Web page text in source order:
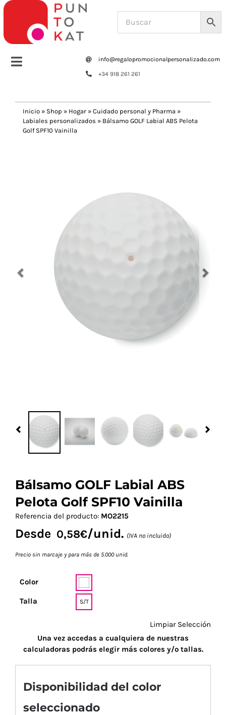
Saltar
contenido
Toggle
Tazas y botellas
Navidad 🎄 Invierno
info@regalopromocionalpersonalizado.com
+34 918 261 261
Inicio » Shop » Hogar » Cuidado personal y Pharma »
Labiales personalizados » Bálsamo GOLF Labial ABS Pelota
Golf SPF10 Vainilla
Previous
Bálsamo GOLF Labial ABS
Pelota Golf SPF10 Vainilla
Referencia del producto: MO2215
Desde 0,58€/unid. (IVA no incluido)
Precio sin marcaje y para más de 5.000 unid.
Color
Talla S/T
Limpiar Selección
Una vez accedas a cualquiera de nuestras
calculadoras podrás elegir más colores y/o tallas.
Disponibilidad del color
seleccionado